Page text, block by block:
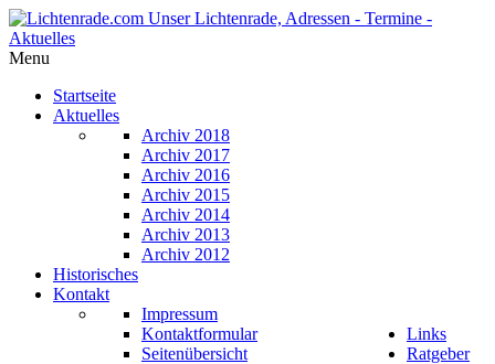
Menu
Startseite
Aktuelles
Archiv 2018
Archiv 2017
Archiv 2016
Archiv 2015
Archiv 2014
Archiv 2013
Archiv 2012
Historisches
Kontakt
Impressum
Kontaktformular
Seitenübersicht
Links
Ratgeber